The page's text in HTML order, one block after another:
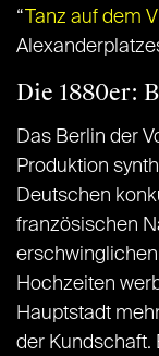
“Tanz auf dem
Die 1880er:
Das Berlin der
Produktion
Deutschen
französischen
Hochzeiten
Hauptstadt
der Kundschaft.